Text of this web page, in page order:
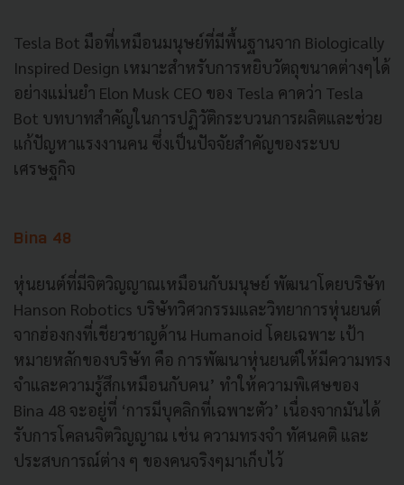
Tesla Bot มือที่เหมือนมนุษย์ที่มีพื้นฐานจาก Biologically
Inspired Design เหมาะสำหรับการหยิบวัตถุขนาดต่างๆได้
อย่างแม่นยำ Elon Musk CEO ของ Tesla คาดว่า Tesla
Bot บทบาทสำคัญในการปฏิวัติกระบวนการผลิตและช่วย
แก้ปัญหาแรงงานคน ซึ่งเป็นปัจจัยสำคัญของระบบ
เศรษฐกิจ
Bina 48
หุ่นยนต์ที่มีจิตวิญญาณเหมือนกับมนุษย์ พัฒนาโดยบริษัท
Hanson Robotics บริษัทวิศวกรรมและวิทยาการหุ่นยนต์
จากฮ่องกงที่เชียวชาญด้าน Humanoid โดยเฉพาะ เป้า
หมายหลักของบริษัท คือ การพัฒนาหุ่นยนต์ให้มีความทรง
จำและความรู้สึกเหมือนกับคน’ ทำให้ความพิเศษของ
Bina 48 จะอยู่ที่ ‘การมีบุคลิกที่เฉพาะตัว’ เนื่องจากมันได้
รับการโคลนจิตวิญญาณ เช่น ความทรงจำ ทัศนคติ และ
ประสบการณ์ต่าง ๆ ของคนจริงๆมาเก็บไว้